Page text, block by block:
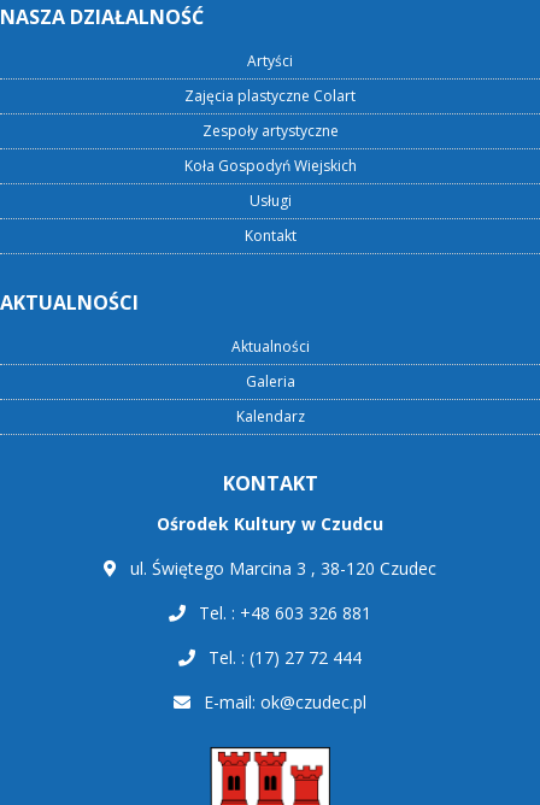
NASZA DZIAŁALNOŚĆ
Artyści
Zajęcia plastyczne Colart
Zespoły artystyczne
Koła Gospodyń Wiejskich
Usługi
Kontakt
AKTUALNOŚCI
Aktualności
Galeria
Kalendarz
KONTAKT
Ośrodek Kultury w Czudcu
ul. Świętego Marcina 3 , 38-120 Czudec
Tel. : +48 603 326 881
Tel. : (17) 27 72 444
E-mail: ok@czudec.pl